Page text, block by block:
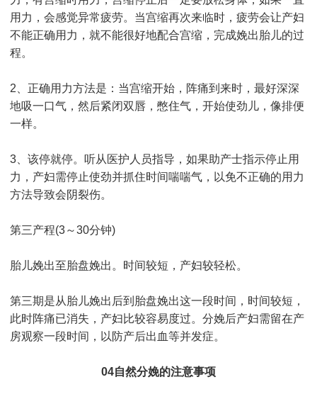
用力，会感觉异常疲劳。当宫缩再次来临时，疲劳会让产妇
不能正确用力，就不能很好地配合宫缩，完成娩出胎儿的过
程。
2、正确用力方法是：当宫缩开始，阵痛到来时，最好深深
地吸一口气，然后紧闭双唇，憋住气，开始使劲儿，像排便
一样。
3、该停就停。听从医护人员指导，如果助产士指示停止用
力，产妇需停止使劲并抓住时间喘喘气，以免不正确的用力
方法导致会阴裂伤。
第三产程(3～30分钟)
胎儿娩出至胎盘娩出。时间较短，产妇较轻松。
第三期是从胎儿娩出后到胎盘娩出这一段时间，时间较短，
此时阵痛已消失，产妇比较容易度过。分娩后产妇需留在产
房观察一段时间，以防产后出血等并发症。
04自然分娩的注意事项